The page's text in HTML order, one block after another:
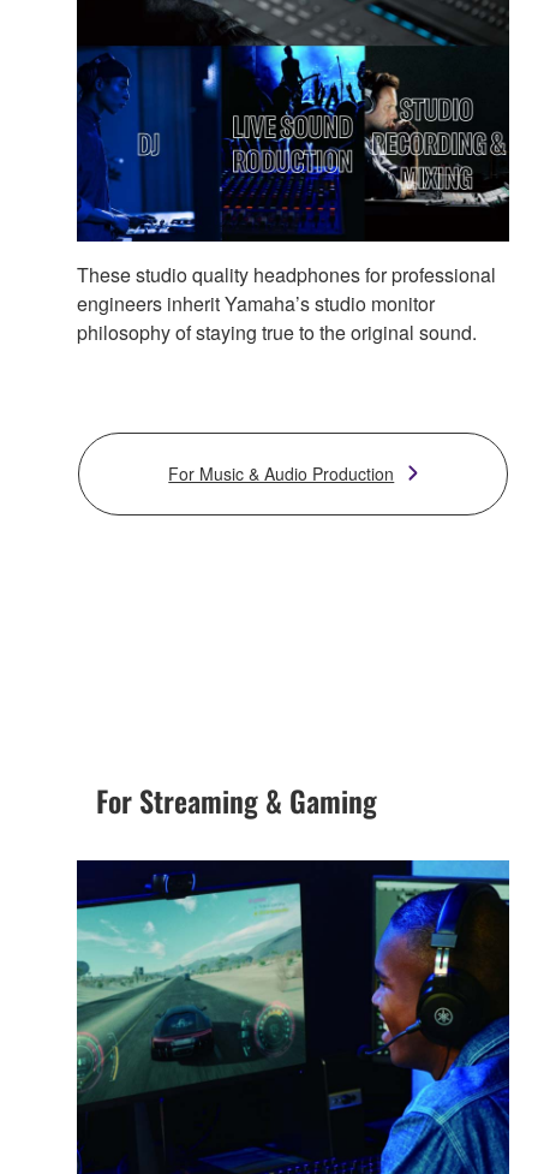
These studio quality headphones for professional
engineers inherit Yamaha’s studio monitor
philosophy of staying true to the original sound.
For Music & Audio Production
For Streaming & Gaming